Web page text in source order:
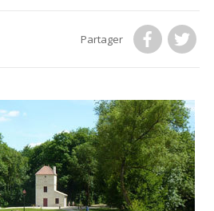
Partager